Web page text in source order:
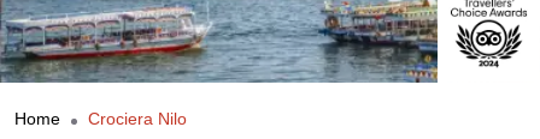
Home Crociera Nilo